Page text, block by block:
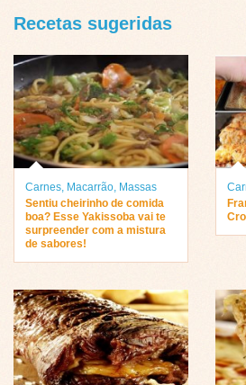
Recetas sugeridas
Carnes, Macarrão, Massas
Sentiu cheirinho de comida
boa? Esse Yakissoba vai te
surpreender com a mistura
de sabores!